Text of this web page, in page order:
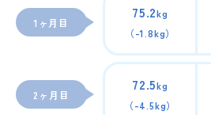
1ヶ月目
75.2kg
（-1.8kg）
2ヶ月目
72.5kg
（-4.5kg）